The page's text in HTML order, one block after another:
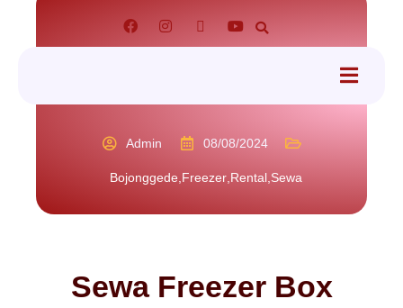
Admin 08/08/2024
Bojonggede,Freezer,Rental,Sewa
Sewa Freezer Box